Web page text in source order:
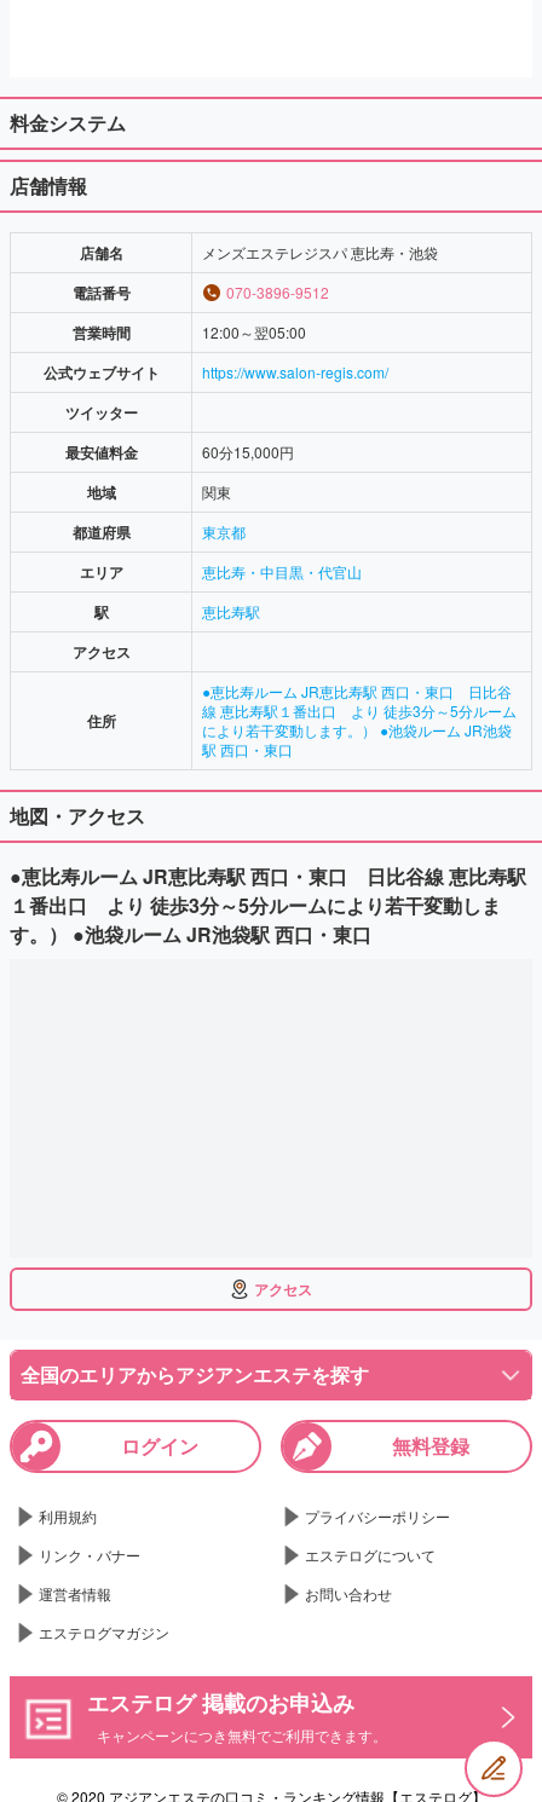
料金システム
店舗情報
店舗名 メンズエステレジスパ 恵比寿・池袋
電話番号 070-3896-9512
営業時間 12:00～翌05:00
公式ウェブサイト https://www.salon-regis.com/
ツイッター
最安値料金
60分15,000円
地域 関東
都道府県 東京都
エリア 恵比寿・中目黒・代官山
駅 恵比寿駅
アクセス
住所
●恵比寿ルーム JR恵比寿駅 西口・東口 日比谷
線 恵比寿駅１番出口 より 徒歩3分～5分ルーム
により若干変動します。） ●池袋ルーム JR池袋
駅 西口・東口
地図・アクセス
●恵比寿ルーム JR恵比寿駅 西口・東口 日比谷線 恵比寿駅
１番出口 より 徒歩3分～5分ルームにより若干変動しま
す。） ●池袋ルーム JR池袋駅 西口・東口
アクセス
全国のエリアからアジアンエステを探す
ログイン 無料登録
利用規約
プライバシーポリシー
リンク・バナー
エステログについて
運営者情報
お問い合わせ
エステログマガジン
エステログ 掲載のお申込み
キャンペーンにつき無料でご利用できます。
© 2020 アジアンエステの口コミ・ランキング情報【エステログ】